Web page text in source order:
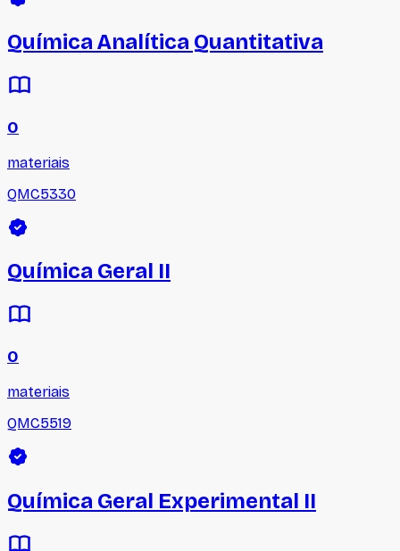
Química Analítica Quantitativa
0
materiais
QMC5330
Química Geral II
0
materiais
QMC5519
Química Geral Experimental II